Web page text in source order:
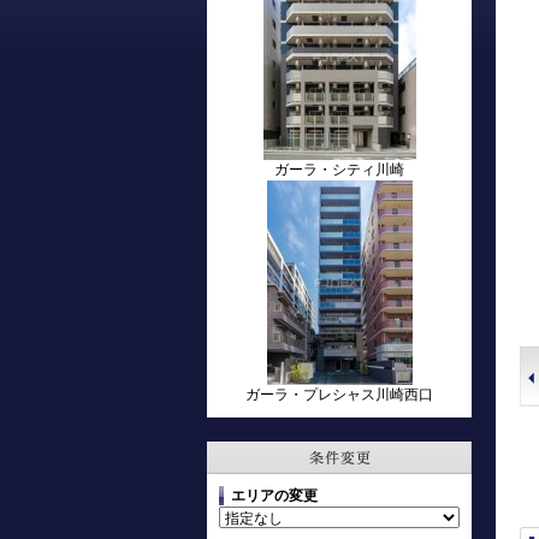
ガーラ・シティ川崎
ガーラ・プレシャス川崎西口
エリアの変更